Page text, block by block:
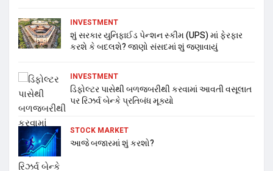
INVESTMENT
શું સરકાર યુનિફાઈડ પેન્શન સ્કીમ (UPS) માં ફેરફાર
કરશે કે બદલશે? જાણો સંસદમાં શું જણાવાયું
INVESTMENT
ડિફોલ્ટર પાસેથી બળજબરીથી કરવામાં આવતી વસૂલાત
પર રિઝર્વ બેન્કે પ્રતિબંધ મૂક્યો
STOCK MARKET
આજે બજારમાં શું કરશો?